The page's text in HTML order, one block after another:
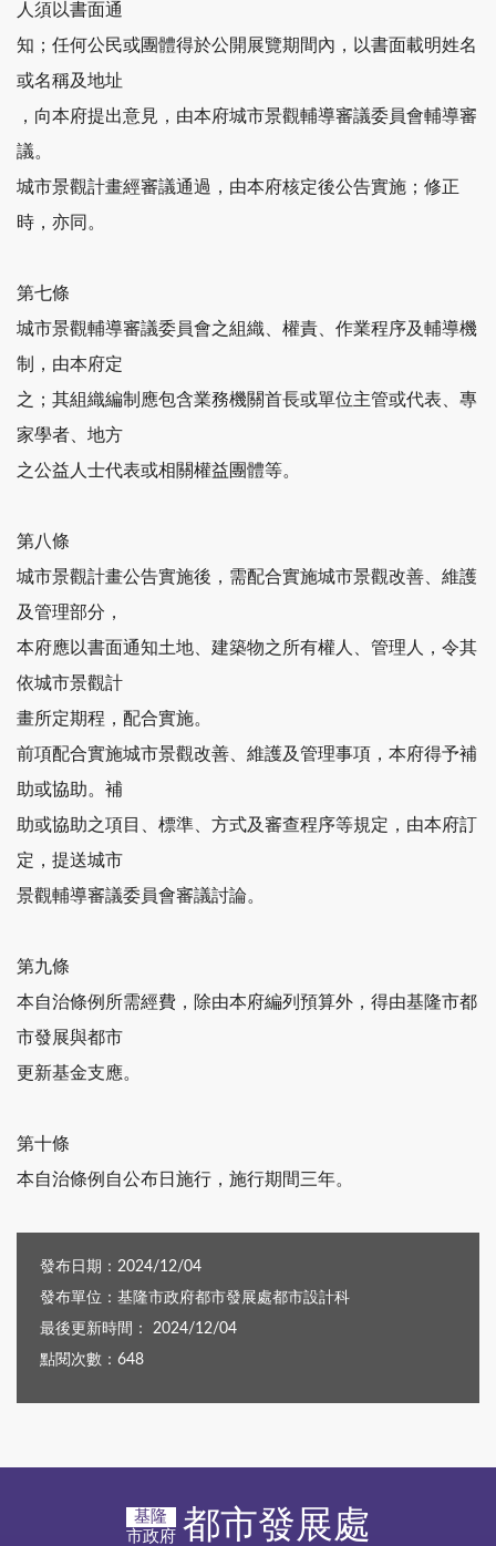
人須以書面通
知；任何公民或團體得於公開展覽期間內，以書面載明姓名
或名稱及地址
，向本府提出意見，由本府城市景觀輔導審議委員會輔導審
議。
城市景觀計畫經審議通過，由本府核定後公告實施；修正
時，亦同。
第七條
城市景觀輔導審議委員會之組織、權責、作業程序及輔導機
制，由本府定
之；其組織編制應包含業務機關首長或單位主管或代表、專
家學者、地方
之公益人士代表或相關權益團體等。
第八條
城市景觀計畫公告實施後，需配合實施城市景觀改善、維護
及管理部分，
本府應以書面通知土地、建築物之所有權人、管理人，令其
依城市景觀計
畫所定期程，配合實施。
前項配合實施城市景觀改善、維護及管理事項，本府得予補
助或協助。補
助或協助之項目、標準、方式及審查程序等規定，由本府訂
定，提送城市
景觀輔導審議委員會審議討論。
第九條
本自治條例所需經費，除由本府編列預算外，得由基隆市都
市發展與都市
更新基金支應。
第十條
本自治條例自公布日施行，施行期間三年。
發布日期：2024/12/04
發布單位：基隆市政府都市發展處都市設計科
最後更新時間： 2024/12/04
點閱次數：648
基隆
市政府 都市發展處